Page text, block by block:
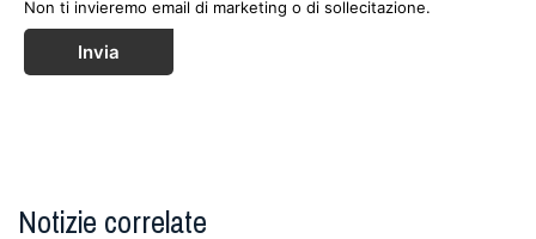
Non ti invieremo email di marketing o di sollecitazione.
Invia
Notizie correlate